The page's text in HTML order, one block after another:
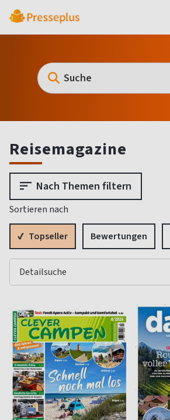
Reisemagazine
Nach Themen filtern
Sortieren nach
Topseller Bewertungen